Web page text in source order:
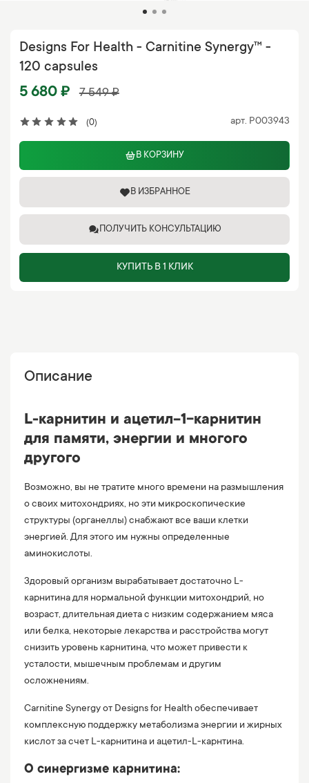
(0) арт. P003943
Designs For Health - Carnitine Synergy™ -
120 capsules
5 680 ₽ 7 549 ₽
В КОРЗИНУ
В ИЗБРАННОЕ
ПОЛУЧИТЬ КОНСУЛЬТАЦИЮ
КУПИТЬ В 1 КЛИК
Описание
L-карнитин и ацетил-1-карнитин
для памяти, энергии и многого
другого
Возможно, вы не тратите много времени на размышления
о своих митохондриях, но эти микроскопические
структуры (органеллы) снабжают все ваши клетки
энергией. Для этого им нужны определенные
аминокислоты.
Здоровый организм вырабатывает достаточно L-
карнитина для нормальной функции митохондрий, но
возраст, длительная диета с низким содержанием мяса
или белка, некоторые лекарства и расстройства могут
снизить уровень карнитина, что может привести к
усталости, мышечным проблемам и другим
осложнениям.
Carnitine Synergy от Designs for Health обеспечивает
комплексную поддержку метаболизма энергии и жирных
кислот за счет L-карнитина и ацетил-L-карнтина.
О синергизме карнитина: